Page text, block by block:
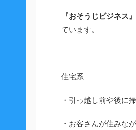
『おそうじビジネス』
ています。
住宅系
・引っ越し前や後に
・お客さんが住みな